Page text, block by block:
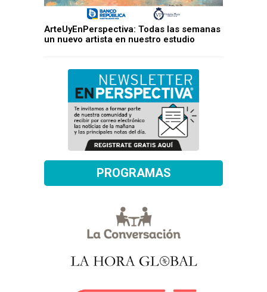
ArteUyEnPerspectiva: Todas las semanas
un nuevo artista en nuestro estudio
PROGRAMAS